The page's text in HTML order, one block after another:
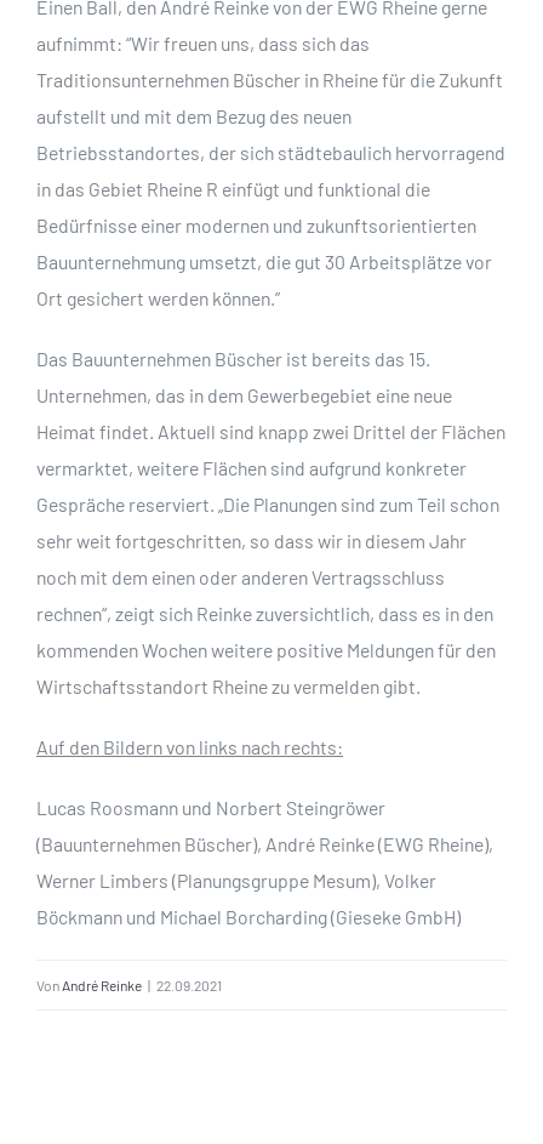
Einen Ball, den André Reinke von der EWG Rheine gerne
aufnimmt: “Wir freuen uns, dass sich das
Traditionsunternehmen Büscher in Rheine für die Zukunft
aufstellt und mit dem Bezug des neuen
Betriebsstandortes, der sich städtebaulich hervorragend
in das Gebiet Rheine R einfügt und funktional die
Bedürfnisse einer modernen und zukunftsorientierten
Bauunternehmung umsetzt, die gut 30 Arbeitsplätze vor
Ort gesichert werden können.”
Das Bauunternehmen Büscher ist bereits das 15.
Unternehmen, das in dem Gewerbegebiet eine neue
Heimat findet. Aktuell sind knapp zwei Drittel der Flächen
vermarktet, weitere Flächen sind aufgrund konkreter
Gespräche reserviert. „Die Planungen sind zum Teil schon
sehr weit fortgeschritten, so dass wir in diesem Jahr
noch mit dem einen oder anderen Vertragsschluss
rechnen“, zeigt sich Reinke zuversichtlich, dass es in den
kommenden Wochen weitere positive Meldungen für den
Wirtschaftsstandort Rheine zu vermelden gibt.
Auf den Bildern von links nach rechts:
Lucas Roosmann und Norbert Steingröwer
(Bauunternehmen Büscher), André Reinke (EWG Rheine),
Werner Limbers (Planungsgruppe Mesum), Volker
Böckmann und Michael Borcharding (Gieseke GmbH)
Von André Reinke | 22.09.2021